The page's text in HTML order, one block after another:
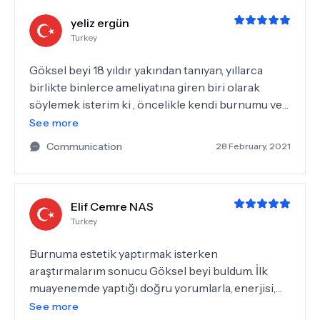
süreç boyunca güvende hissettim. Ameliyat
sonraki süreçte ise her daim yanımda olup tüm
verdiler ve ameliyat sonrasında da rahat bir süreç
yaşamamı sağladılar. Göksel bey, Özgül hemşire ve
tüm ekip iyi ki varsınız :)
yeliz ergün
Turkey
Göksel beyi 18 yıldır yakından tanıyan, yıllarca
birlikte binlerce ameliyatına giren biri olarak
söylemek isterim ki , öncelikle kendi burnumu ve
kızımın kulak ameliyatını yaptı. Bunların yanında
botox ve göz altı dolgularımdan da çok
memnunum . Hem hemşiresi hem de hastası
olarak kendimi ve sevdiklerimi başkasına emanet
yaklaşımlarında üstüne tanımam, her zaman yol
gösterenim olmuştur .Kendisine hiç düşünmeden
See more
Communication
28 February, 2021
Elif Cemre NAS
Turkey
Burnuma estetik yaptırmak isterken
araştırmalarım sonucu Göksel beyi buldum. İlk
muayenemde yaptığı doğru yorumlarla, enerjisi,
güleryüzü, ilgisi ve her şeyden önce mesleki bilgisi
See more